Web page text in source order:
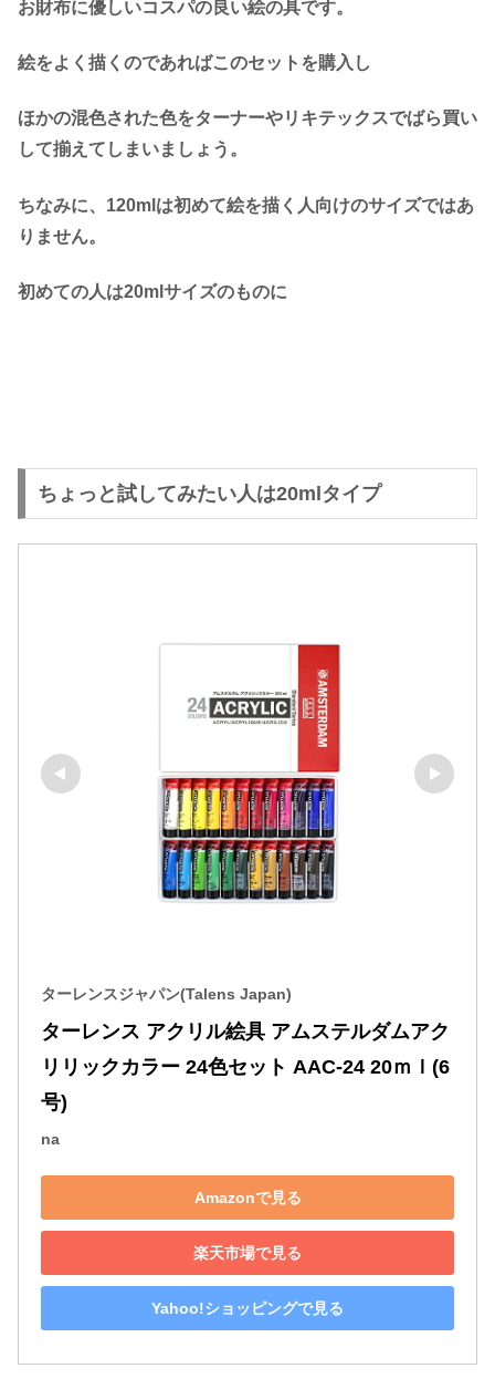
お財布に優しいコスパの良い絵の具です。
絵をよく描くのであればこのセットを購入し
ほかの混色された色をターナーやリキテックスでばら買い
して揃えてしまいましょう。
ちなみに、120mlは初めて絵を描く人向けのサイズではあ
りません。
初めての人は20mlサイズのものに
ちょっと試してみたい人は20mlタイプ
ターレンスジャパン(Talens Japan)
ターレンス アクリル絵具 アムステルダムアク
リリックカラー 24色セット AAC-24 20ｍｌ(6
号)
na
Amazonで見る
楽天市場で見る
Yahoo!ショッピングで見る